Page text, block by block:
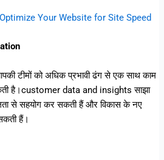
Your Website for Site Speed
टीमों को अधिक प्रभावी ढंग से एक साथ काम
है।customer data and insights साझा
से सहयोग कर सकती हैं और विकास के नए
हैं।